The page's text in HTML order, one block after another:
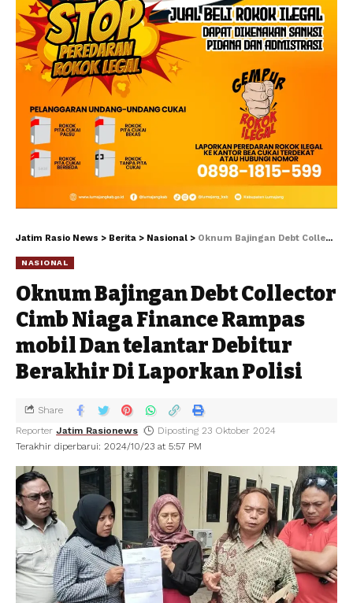
Jatim Rasio News > Berita > Nasional > Oknum Bajingan Debt Collector Cimb Niaga Finance Rampas mobil Dan telantar Debitur Berakhir Di Laporkan Polisi
NASIONAL
Oknum Bajingan Debt Collector
Cimb Niaga Finance Rampas
mobil Dan telantar Debitur
Berakhir Di Laporkan Polisi
Terakhir diperbarui: 2024/10/23 at 5:57 PM
Reporter Jatim Rasionews Diposting 23 Oktober 2024
Share